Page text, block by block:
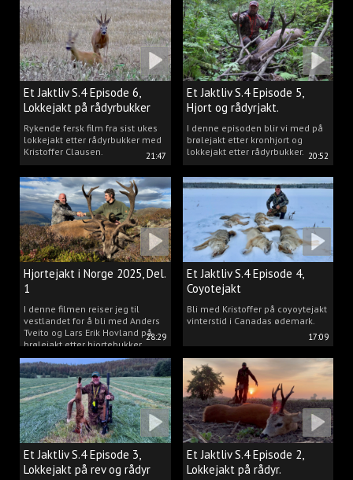
21:47
Et Jaktliv S.4 Episode 6,
Lokkejakt på rådyrbukker
2025 Del.1
Rykende fersk film fra sist ukes
lokkejakt etter rådyrbukker med
Kristoffer Clausen.
20:52
Et Jaktliv S.4 Episode 5,
Hjort og rådyrjakt.
I denne episoden blir vi med på
brølejakt etter kronhjort og
lokkejakt etter rådyrbukker.
28:29
Hjortejakt i Norge 2025, Del.
1
I denne filmen reiser jeg til
vestlandet for å bli med Anders
Tveito og Lars Erik Hovland på
brølejakt etter hjortebukker.
17:09
Et Jaktliv S.4 Episode 4,
Coyotejakt
Bli med Kristoffer på coyoytejakt
vinterstid i Canadas ødemark.
Et Jaktliv S.4 Episode 3,
Lokkejakt på rev og rådyr
Et Jaktliv S.4 Episode 2,
Lokkejakt på rådyr.